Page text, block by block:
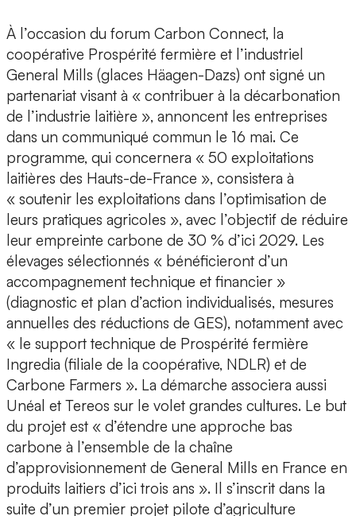
À l’occasion du forum Carbon Connect, la
coopérative Prospérité fermière et l’industriel
General Mills (glaces Häagen-Dazs) ont signé un
partenariat visant à « contribuer à la décarbonation
de l’industrie laitière », annoncent les entreprises
dans un communiqué commun le 16 mai. Ce
programme, qui concernera « 50 exploitations
laitières des Hauts-de-France », consistera à
« soutenir les exploitations dans l’optimisation de
leurs pratiques agricoles », avec l’objectif de réduire
leur empreinte carbone de 30 % d’ici 2029. Les
élevages sélectionnés « bénéficieront d’un
accompagnement technique et financier »
(diagnostic et plan d’action individualisés, mesures
annuelles des réductions de GES), notamment avec
« le support technique de Prospérité fermière
Ingredia (filiale de la coopérative, NDLR) et de
Carbone Farmers ». La démarche associera aussi
Unéal et Tereos sur le volet grandes cultures. Le but
du projet est « d’étendre une approche bas
carbone à l’ensemble de la chaîne
d’approvisionnement de General Mills en France en
produits laitiers d’ici trois ans ». Il s’inscrit dans la
suite d’un premier projet pilote d’agriculture